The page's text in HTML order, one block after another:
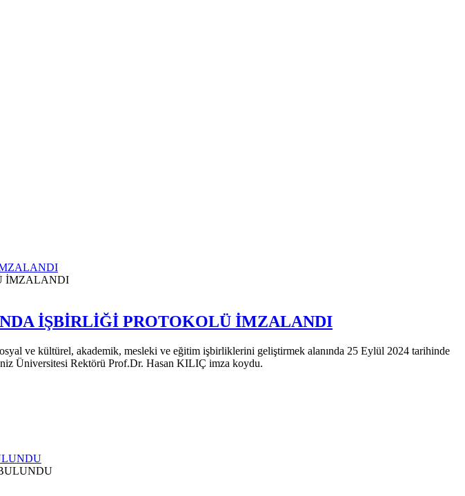
İŞBİRLİĞİ PROTOKOLÜ İMZALANDI
ve kültürel, akademik, mesleki ve eğitim işbirliklerini geliştirmek alanında 25 Eylül 2024 tarihinde
Üniversitesi Rektörü Prof.Dr. Hasan KILIÇ imza koydu.